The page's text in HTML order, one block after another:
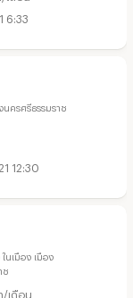
6:33
นครศรีธรรมราช
12:30
นเมือง เมือง
ช
/เดือน